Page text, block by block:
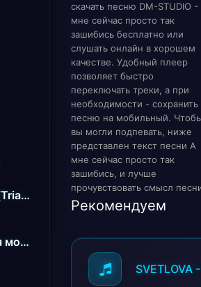
Дайте Дури (Triad Remix)
Обними меня молча ничего не говори
скачать песню DM-STUDIO -
мне сейчас просто так
зашибись бесплатно или
слушать онлайн в хорошем
качестве. Удобный плеер
позволяет быстро
переключать треки, а при
необходимости - сохранить
песню на мобильный.
вы могли подпевать, ниже
представлен текст песни А
мне сейчас просто так
зашибись, и лучше
прочувствовать смысл
Рекомендуем
SVETLOVA -